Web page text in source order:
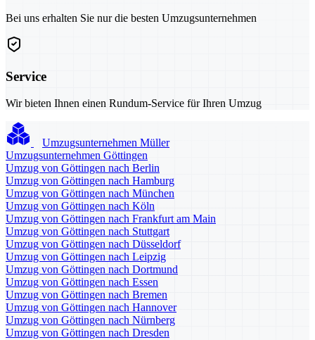
Bei uns erhalten Sie nur die besten Umzugsunternehmen
Service
Wir bieten Ihnen einen Rundum-Service für Ihren Umzug
Umzugsunternehmen Müller
Umzugsunternehmen Göttingen
Umzug von Göttingen nach Berlin
Umzug von Göttingen nach Hamburg
Umzug von Göttingen nach München
Umzug von Göttingen nach Köln
Umzug von Göttingen nach Frankfurt am Main
Umzug von Göttingen nach Stuttgart
Umzug von Göttingen nach Düsseldorf
Umzug von Göttingen nach Leipzig
Umzug von Göttingen nach Dortmund
Umzug von Göttingen nach Essen
Umzug von Göttingen nach Bremen
Umzug von Göttingen nach Hannover
Umzug von Göttingen nach Nürnberg
Umzug von Göttingen nach Dresden